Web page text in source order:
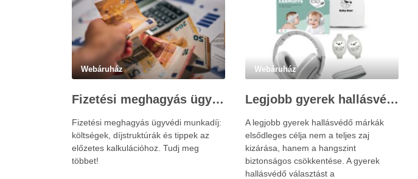
Webáruház
Fizetési meghagyás ügyvédi munkadíja: teljes költségvetési útmutató
Fizetési meghagyás ügyvédi munkadíj:
költségek, díjstruktúrák és tippek az
előzetes kalkulációhoz. Tudj meg
többet!
Webáruház
Legjobb gyerek hallásvédő márkák: mire figyeljenek a szülők választáskor?
A legjobb gyerek hallásvédő márkák
elsődleges célja nem a teljes zaj
kizárása, hanem a hangszint
biztonságos csökkentése. A gyerek
hallásvédő választást a